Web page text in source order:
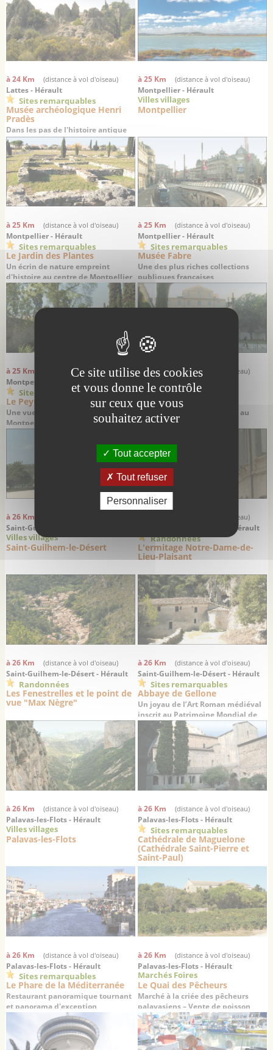
à 24 Km (distance à vol d'oiseau)
Lattes - Hérault
Sites remarquables
Musée archéologique Henri
Pradès
Dans les pas de l'histoire antique
du Languedoc…
à 25 Km (distance à vol d'oiseau)
Montpellier - Hérault
Villes villages
Montpellier
à 25 Km (distance à vol d'oiseau)
Montpellier - Hérault
Sites remarquables
Le Jardin des Plantes
Un écrin de nature empreint
d'histoire au centre de Montpellier
à 25 Km (distance à vol d'oiseau)
Montpellier - Hérault
Sites remarquables
Musée Fabre
Une des plus riches collections
publiques françaises
à 25 Km (distance à vol d'oiseau)
Montpellier - Hérault
Sites remarquables
Le Peyrou
Une vue imprenable sur
Montpellier
à 25 Km (distance à vol d'oiseau)
Montpellier - Hérault
Sites remarquables
Cathédrale Saint-Pierre
Une "forteresse" médiévale au
coeur de Montpellier
à 26 Km
Saint-Guilhem-le-Désert - Hérault
Villes villages
Saint-Guilhem-le-Désert
(distance à vol d'oiseau)
Saint-Guilhem-le-Désert - Hérault
Randonnées
L'ermitage Notre-Dame-de-
Lieu-Plaisant
à 26 Km (distance à vol d'oiseau)
Saint-Guilhem-le-Désert - Hérault
Randonnées
Les Fenestrelles et le point de
vue "Max Nègre"
à 26 Km (distance à vol d'oiseau)
Saint-Guilhem-le-Désert - Hérault
Sites remarquables
Abbaye de Gellone
Un joyau de l’Art Roman médiéval
inscrit au Patrimoine Mondial de
l’UNESCO
à 26 Km (distance à vol d'oiseau)
Palavas-les-Flots - Hérault
Villes villages
Palavas-les-Flots
à 26 Km (distance à vol d'oiseau)
Palavas-les-Flots - Hérault
Sites remarquables
Cathédrale de Maguelone
(Cathédrale Saint-Pierre et
Saint-Paul)
La cathédrale des sables : un haut
lieu de la chrétienté médiévale
à 26 Km (distance à vol d'oiseau)
Palavas-les-Flots - Hérault
Sites remarquables
Le Phare de la Méditerranée
Restaurant panoramique tournant
et panorama d'exception
à 26 Km (distance à vol d'oiseau)
Palavas-les-Flots - Hérault
Marchés Foires
Le Quai des Pêcheurs
Marché à la criée des pêcheurs
palavasiens – Vente de poisson
frais en direct
Ce site utilise des cookies
et vous donne le contrôle
sur ceux que vous
souhaitez activer
Tout accepter
Tout refuser
Personnaliser